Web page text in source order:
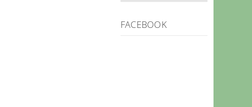
FACEBOOK